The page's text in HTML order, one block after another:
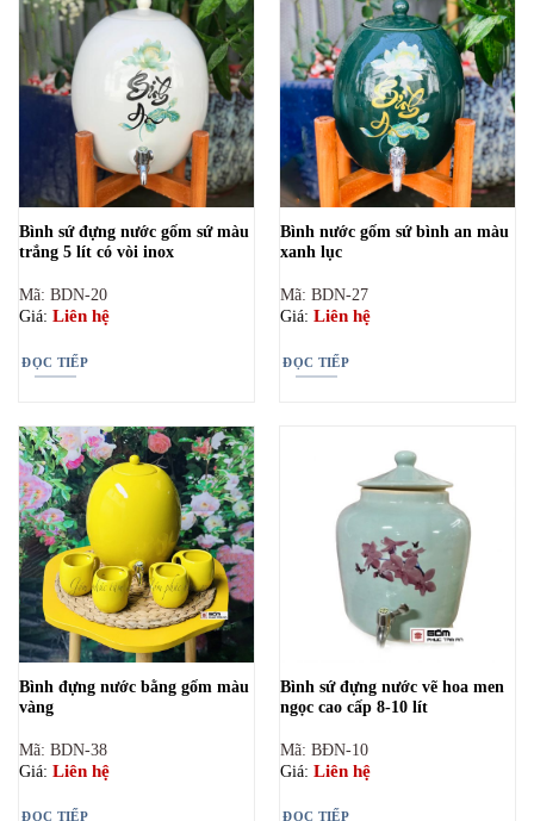
Bình sứ đựng nước gốm sứ màu
trắng 5 lít có vòi inox
Mã: BDN-20
Giá: Liên hệ
ĐỌC TIẾP
Bình nước gốm sứ bình an màu
xanh lục
Mã: BDN-27
Giá: Liên hệ
ĐỌC TIẾP
Bình đựng nước bằng gốm màu
vàng
Mã: BDN-38
Giá: Liên hệ
ĐỌC TIẾP
Bình sứ đựng nước vẽ hoa men
ngọc cao cấp 8-10 lít
Mã: BĐN-10
Giá: Liên hệ
ĐỌC TIẾP